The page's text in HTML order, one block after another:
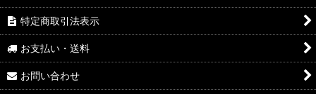
特定商取引法表示
お支払い・送料
お問い合わせ